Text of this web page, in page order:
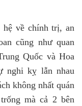
hệ về chính trị, an
cũng như quan
Quốc và Hoa
nghi kỵ lẫn nhau
không nhất quán
mà cả 2 bên